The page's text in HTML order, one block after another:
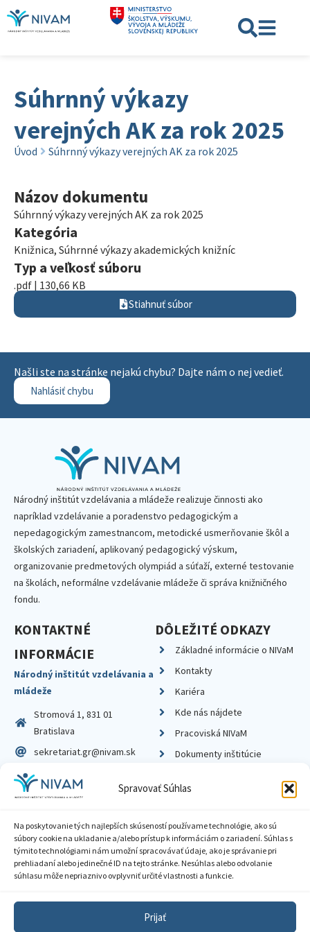
Spravovať Súhlas
Na poskytovanie tých najlepších skúseností používame technológie, ako sú
súbory cookie na ukladanie a/alebo prístup k informáciám o zariadení. Súhlas s
týmito technológiami nám umožní spracovávať údaje, ako je správanie pri
prehliadaní alebo jedinečné ID na tejto stránke. Nesúhlas alebo odvolanie
súhlasu môže nepriaznivo ovplyvniť určité vlastnosti a funkcie.
Prijať
Súhrnný výkazy
verejných AK za rok 2025
Úvod Súhrnný výkazy verejných AK za rok 2025
Názov dokumentu
Súhrnný výkazy verejných AK za rok 2025
Kategória
Knižnica, Súhrnné výkazy akademických knižníc
Typ a veľkosť súboru
.pdf | 130,66 KB
Stiahnuť súbor
Našli ste na stránke nejakú chybu? Dajte nám o nej vedieť.
Nahlásiť chybu
Národný inštitút vzdelávania a mládeže realizuje činnosti ako
napríklad vzdelávanie a poradenstvo pedagogickým a
nepedagogickým zamestnancom, metodické usmerňovanie škôl a
školských zariadení, aplikovaný pedagogický výskum,
organizovanie predmetových olympiád a súťaží, externé testovanie
na školách, neformálne vzdelávanie mládeže či správa knižničného
fondu.
KONTAKTNÉ
INFORMÁCIE
Národný inštitút vzdelávania a
mládeže
Stromová 1, 831 01
Bratislava
sekretariat.gr@nivam.sk
IČO: 00164348
DIČ: 2020798714
DÔLEŽITÉ ODKAZY
Základné informácie o NIVaM
Kontakty
Kariéra
Kde nás nájdete
Pracoviská NIVaM
Dokumenty inštitúcie
Zásady ochrany súkromia
Sprístupnenie informácií